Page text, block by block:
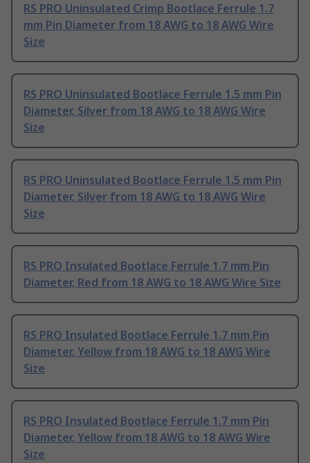
RS PRO Uninsulated Crimp Bootlace Ferrule 1.7
mm Pin Diameter from 18 AWG to 18 AWG Wire
Size
RS PRO Uninsulated Bootlace Ferrule 1.5 mm Pin
Diameter, Silver from 18 AWG to 18 AWG Wire
Size
RS PRO Uninsulated Bootlace Ferrule 1.5 mm Pin
Diameter, Silver from 18 AWG to 18 AWG Wire
Size
RS PRO Insulated Bootlace Ferrule 1.7 mm Pin
Diameter, Red from 18 AWG to 18 AWG Wire Size
RS PRO Insulated Bootlace Ferrule 1.7 mm Pin
Diameter, Yellow from 18 AWG to 18 AWG Wire
Size
RS PRO Insulated Bootlace Ferrule 1.7 mm Pin
Diameter, Yellow from 18 AWG to 18 AWG Wire
Size